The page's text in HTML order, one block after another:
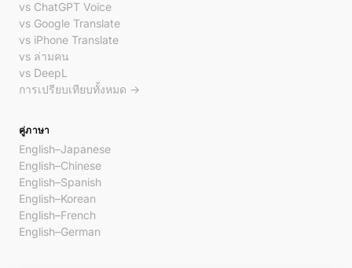
vs ChatGPT Voice
vs Google Translate
vs iPhone Translate
vs ล่ามคน
vs DeepL
การเปรียบเทียบทั้งหมด →
คู่ภาษา
English–Japanese
English–Chinese
English–Spanish
English–Korean
English–French
English–German